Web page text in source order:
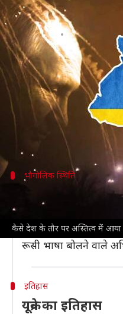
कैसे देश के तौर पर अस्तित्व में आया
कैसे देश के तौर
लेखन प्रमोद कुमार Feb 26, 2022
क्या है खबर?
रूस के आक्रमणके चलते
यूक्रेनियन राष्ट्रपति ने रूस
दूसरी तरफ रूस का कहना
भौगोलिक स्थिति
सबसे पहले जानिये
यूरोप के पूर्वी
रूस के बाद यह यूरोप का
रूसी भाषा बोलने वाले
इतिहास
यूक्रेन का इतिहास